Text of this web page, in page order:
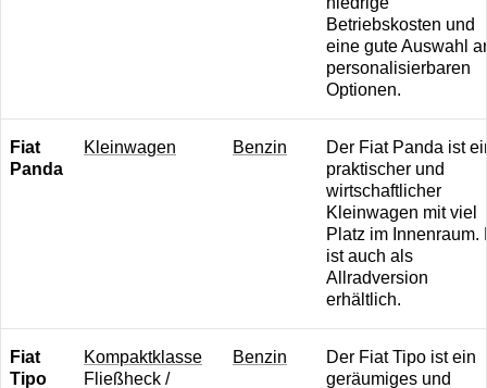
Betriebskosten und
eine gute Auswahl
personalisierbaren
Optionen.
Fiat
Panda
K leinwagen B enzin
Der Fiat Panda ist
praktischer und
wirtschaftlicher
Kleinwagen mit viel
Platz im Innenraum.
ist auch als
Allradversion
erhältlich.
Fiat
Tipo
K ompaktklasse
Fließheck /
B enzin
Der Fiat Tipo ist ein
geräumiges und